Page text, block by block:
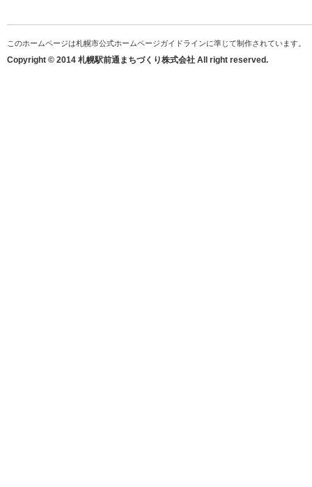
このホームページは札幌市公式ホームページガイドラインに準じて制作されています。
Copyright © 2014 札幌駅前通まちづくり株式会社 All right reserved.